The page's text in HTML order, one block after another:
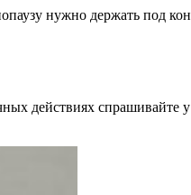
нужно держать под
действиях спрашивайте